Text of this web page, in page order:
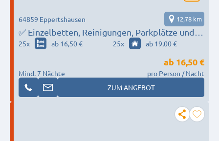
✅ Einzelbetten, Reinigungen, Parkplätze und
WLAN - Jetzt zum Festpreis buchen
64859 Eppertshausen 12,78 km
25x ab 16,50 € 25x ab 19,00 €
Mind. 7 Nächte
ab 16,50 €
pro Person / Nacht
ZUM ANGEBOT